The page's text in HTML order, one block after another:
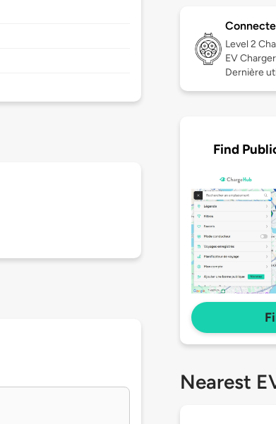
Level 2
EV Charger
Dernière
Find
Nearest